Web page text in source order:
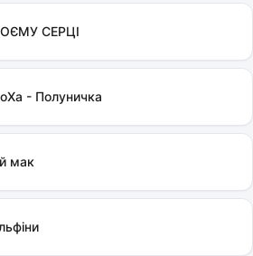
СЕРЦІ
- Полуничка
мак